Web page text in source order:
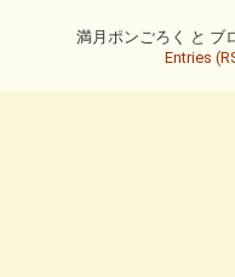
満月ポンごろく と ブ
Entries